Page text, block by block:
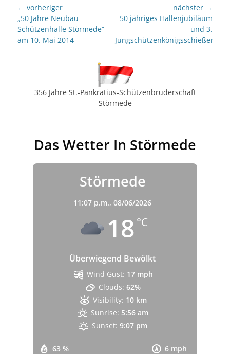
Beitragsnavigation
← vorheriger
Vorheriger
Beitrag:
„50 Jahre Neubau
Schützenhalle Störmede“
am 10. Mai 2014
nächster →
nächster
50 jähriges Hallenjubiläum
und 3.
Jungschützenkönigsschießen
356 Jahre St.-Pankratius-Schützenbruderschaft
Störmede
Das Wetter In Störmede
Störmede
11:07 p.m., 08/06/2026
18 °C
Überwiegend Bewölkt
63 % 6 mph
Wind Gust: 17 mph
Clouds: 62%
Visibility: 10 km
Sunrise: 5:56 am
Sunset: 9:07 pm